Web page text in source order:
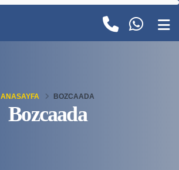
Bozcaada
ANASAYFA BOZCAADA